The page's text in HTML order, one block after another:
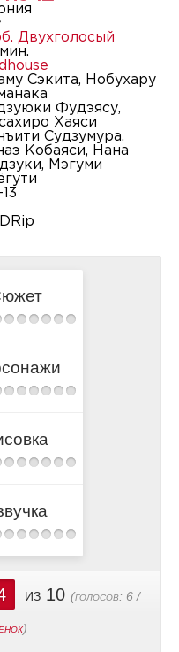
Двухголосый
Сэкита, Нобухару
Фудэясу,
Хаяси
Судзумура,
Кобаяси, Нана
Мэгуми
13
из 10 (голосов: 6 /
)